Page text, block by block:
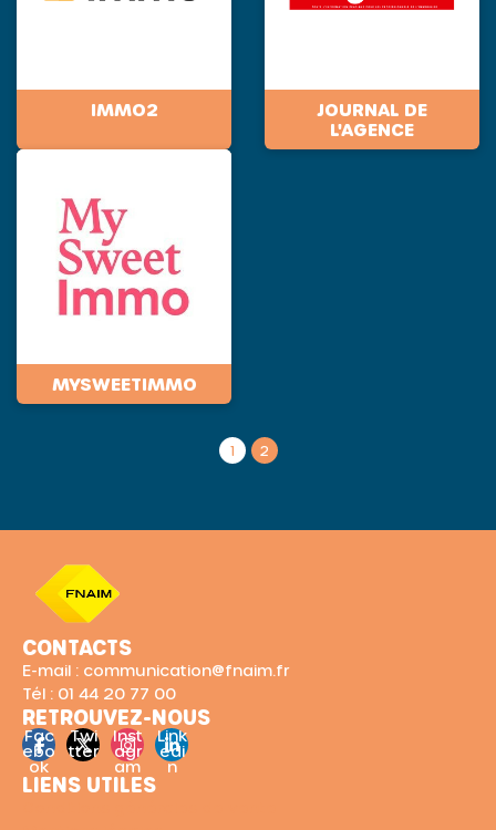
IMMO2
JOURNAL DE
L'AGENCE
MYSWEETIMMO
1 2
CONTACTS
E-mail : communication@fnaim.fr
Tél : 01 44 20 77 00
RETROUVEZ-NOUS
Fac
ebo
ok
Twi
tter
Inst
agr
am
Link
edi
n
LIENS UTILES